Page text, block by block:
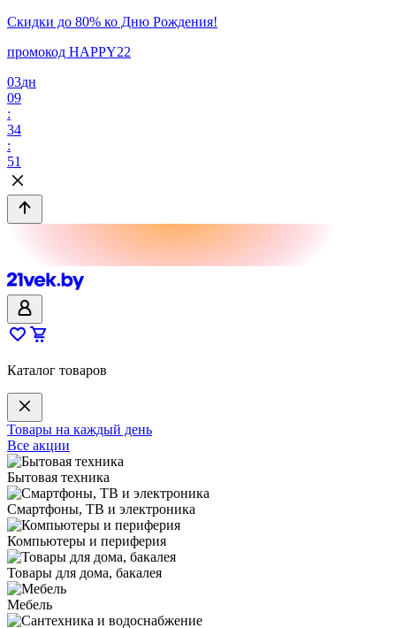
Скидки до 80% ко Дню Рождения!
промокод HAPPY22
03дн
09
:
34
:
51
Каталог товаров
Товары на каждый день
Все акции
Бытовая техника
Смартфоны, ТВ и электроника
Компьютеры и периферия
Товары для дома, бакалея
Мебель